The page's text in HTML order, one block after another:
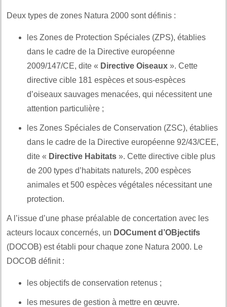
Deux types de zones Natura 2000 sont définis :
les Zones de Protection Spéciales (ZPS), établies
dans le cadre de la Directive européenne
2009/147/CE, dite « Directive Oiseaux ». Cette
directive cible 181 espèces et sous-espèces
d’oiseaux sauvages menacées, qui nécessitent une
attention particulière ;
les Zones Spéciales de Conservation (ZSC), établies
dans le cadre de la Directive européenne 92/43/CEE,
dite « Directive Habitats ». Cette directive cible plus
de 200 types d’habitats naturels, 200 espèces
animales et 500 espèces végétales nécessitant une
protection.
A l’issue d’une phase préalable de concertation avec les
acteurs locaux concernés, un DOCument d’OBjectifs
(DOCOB) est établi pour chaque zone Natura 2000. Le
DOCOB définit :
les objectifs de conservation retenus ;
les mesures de gestion à mettre en œuvre.